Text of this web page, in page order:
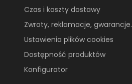
Czas i koszty dostawy
Zwroty, reklamacje, gwarancje.
Ustawienia plików cookies
Dostępność produktów
Konfigurator